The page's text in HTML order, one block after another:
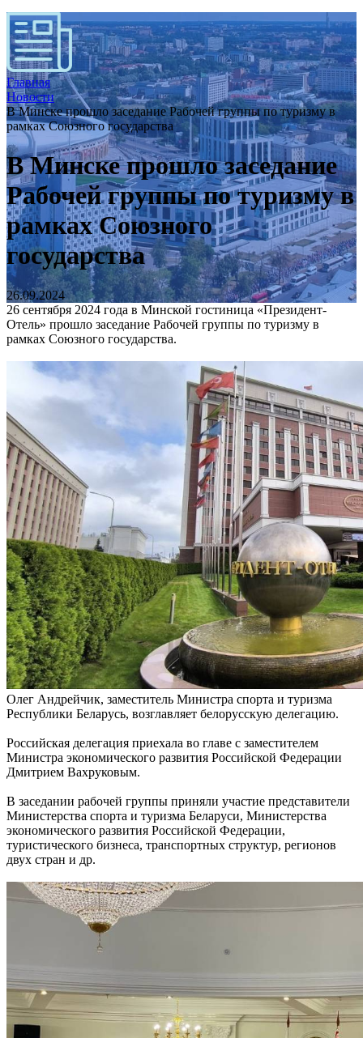
Главная
Новости
В Минске прошло заседание Рабочей группы по туризму в
рамках Союзного государства
В Минске прошло заседание
Рабочей группы по туризму в
рамках Союзного
государства
26.09.2024
26 сентября 2024 года в Минской гостиница «Президент-
Отель» прошло заседание Рабочей группы по туризму в
рамках Союзного государства.
Олег Андрейчик, заместитель Министра спорта и туризма
Республики Беларусь, возглавляет белорусскую делегацию.
Российская делегация приехала во главе с заместителем
Министра экономического развития Российской Федерации
Дмитрием Вахруковым.
В заседании рабочей группы приняли участие представители
Министерства спорта и туризма Беларуси, Министерства
экономического развития Российской Федерации,
туристического бизнеса, транспортных структур, регионов
двух стран и др.